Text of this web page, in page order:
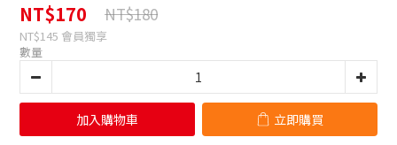
NT$170 NT$180
NT$145 會員獨享
數量
加入購物車 立即購買